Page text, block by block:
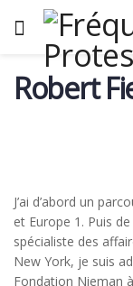
Robert
J’ai d’abord un
et Europe 1. Puis
spécialiste des
New York, je suis
Fondation Nieman